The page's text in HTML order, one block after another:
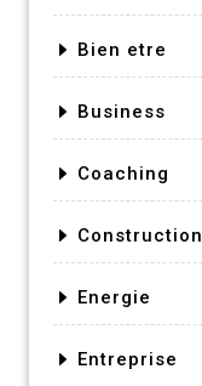
Bien etre
Business
Coaching
Construction
Energie
Entreprise